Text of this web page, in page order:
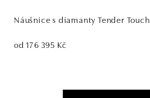
Náušnice s diamanty Tender Touch
od 176 395 Kč